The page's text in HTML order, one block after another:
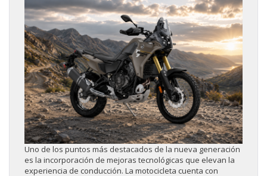
Uno de los puntos más destacados de la nueva generación
es la incorporación de mejoras tecnológicas que elevan la
experiencia de conducción. La motocicleta cuenta con